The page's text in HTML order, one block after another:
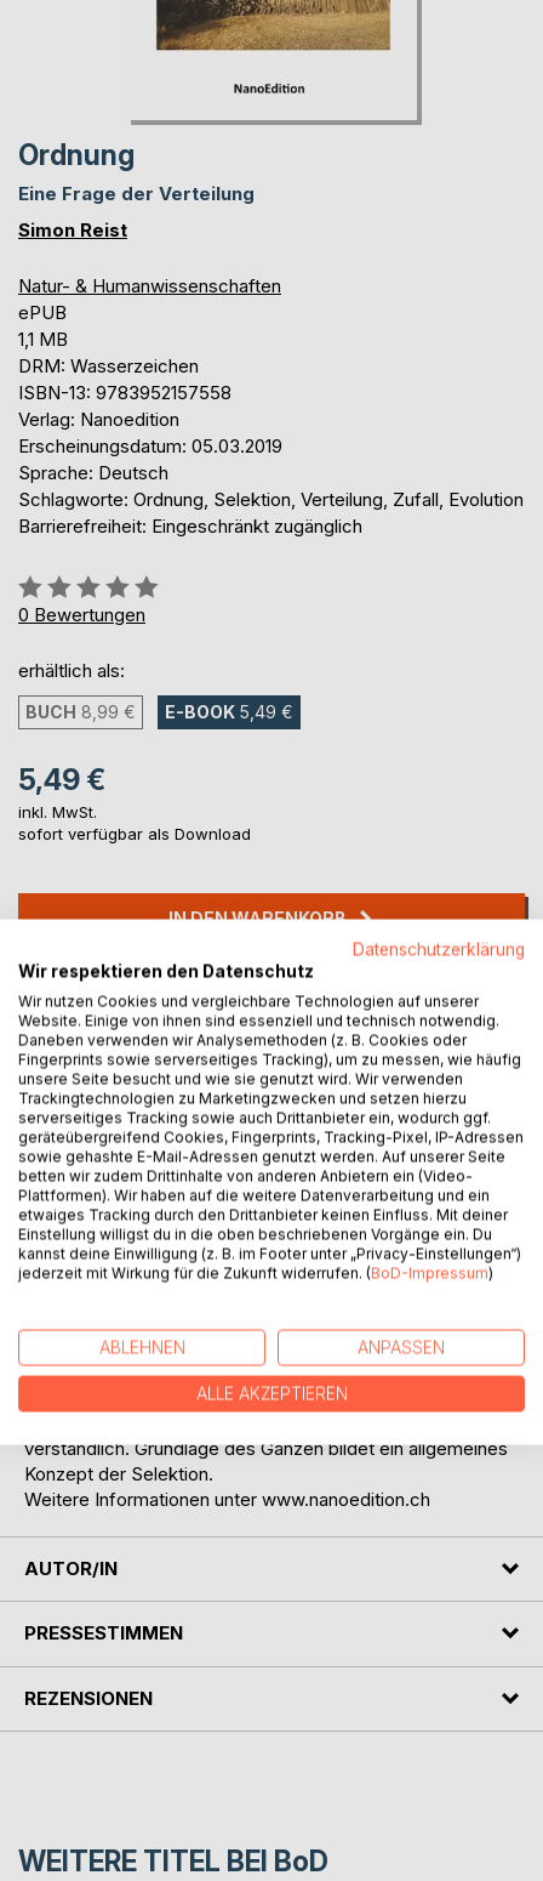
Ordnung
Eine Frage der Verteilung
Simon Reist
Natur- & Humanwissenschaften
ePUB
1,1 MB
DRM: Wasserzeichen
ISBN-13: 9783952157558
Verlag: Nanoedition
Erscheinungsdatum: 05.03.2019
Sprache: Deutsch
Schlagworte: Ordnung, Selektion, Verteilung, Zufall, Evolution
Barrierefreiheit: Eingeschränkt zugänglich
Bewertung::
0%
0 Bewertungen
erhältlich als:
BUCH 8,99 € E-BOOK 5,49 €
5,49 €
inkl. MwSt.
sofort verfügbar als Download
IN DEN WARENKORB
Auf die Merkliste
Titel bewerten
BESCHREIBUNG
Ordnung wurde bis anhin nur in bestimmten
einfaches, allgemeines Modell der Ordnung beschrieben.
Es ist nachvollziehbar und sorgfältig hergeleitet, Ursachen
und Wirkungen eingeschlossen. Beispiele aus Natur,
verständlich. Grundlage des Ganzen bildet ein allgemeines
Konzept der Selektion.
Weitere Informationen unter www.nanoedition.ch
AUTOR/IN
PRESSESTIMMEN
REZENSIONEN
WEITERE TITEL BEI BoD
Datenschutzerklärung
Wir respektieren den Datenschutz
Wir nutzen Cookies und vergleichbare Technologien auf unserer
Website. Einige von ihnen sind essenziell und technisch notwendig.
Daneben verwenden wir Analysemethoden (z. B. Cookies oder
Fingerprints sowie serverseitiges Tracking), um zu messen, wie häufig
unsere Seite besucht und wie sie genutzt wird. Wir verwenden
Trackingtechnologien zu Marketingzwecken und setzen hierzu
serverseitiges Tracking sowie auch Drittanbieter ein, wodurch ggf.
geräteübergreifend Cookies, Fingerprints, Tracking-Pixel, IP-Adressen
sowie gehashte E-Mail-Adressen genutzt werden. Auf unserer Seite
betten wir zudem Drittinhalte von anderen Anbietern ein (Video-
Plattformen). Wir haben auf die weitere Datenverarbeitung und ein
etwaiges Tracking durch den Drittanbieter keinen Einfluss. Mit deiner
Einstellung willigst du in die oben beschriebenen Vorgänge ein. Du
kannst deine Einwilligung (z. B. im Footer unter „Privacy-Einstellungen“)
jederzeit mit Wirkung für die Zukunft widerrufen. (BoD-Impressum)
ABLEHNEN ANPASSEN
ALLE AKZEPTIEREN